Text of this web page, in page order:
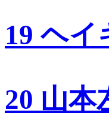
19 ヘ
20 山本